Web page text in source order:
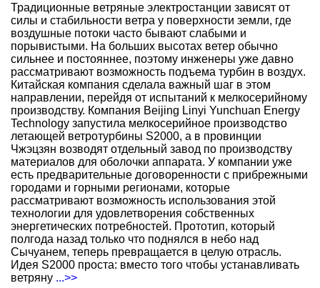
Традиционные ветряные электростанции зависят от
силы и стабильности ветра у поверхности земли, где
воздушные потоки часто бывают слабыми и
порывистыми. На больших высотах ветер обычно
сильнее и постояннее, поэтому инженеры уже давно
рассматривают возможность подъема турбин в воздух.
Китайская компания сделала важный шаг в этом
направлении, перейдя от испытаний к мелкосерийному
производству. Компания Beijing Linyi Yunchuan Energy
Technology запустила мелкосерийное производство
летающей ветротурбины S2000, а в провинции
Чжэцзян возводят отдельный завод по производству
материалов для оболочки аппарата. У компании уже
есть предварительные договоренности с прибрежными
городами и горными регионами, которые
рассматривают возможность использования этой
технологии для удовлетворения собственных
энергетических потребностей. Прототип, который
полгода назад только что поднялся в небо над
Сычуанем, теперь превращается в целую отрасль.
Идея S2000 проста: вместо того чтобы устанавливать
ветряну ...>>